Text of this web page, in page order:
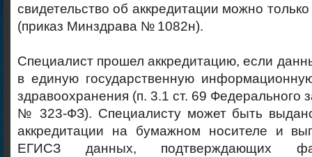
свидетельство об аккредитации можно
(приказ Минздрава № 1082н).
Специалист прошел аккредитацию, если
в единую государственную
здравоохранения (п. 3.1 ст. 69 Федерального
№ 323-ФЗ). Специалисту может быть
аккредитации на бумажном носителе и
ЕГИСЗ данных, подтверждающих